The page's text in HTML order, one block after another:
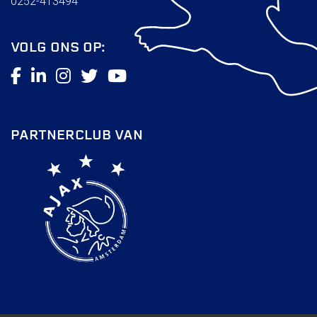
Wie doet wat
VOLG ONS OP:
VOLG ONS OP:
PARTNERCLUB VAN